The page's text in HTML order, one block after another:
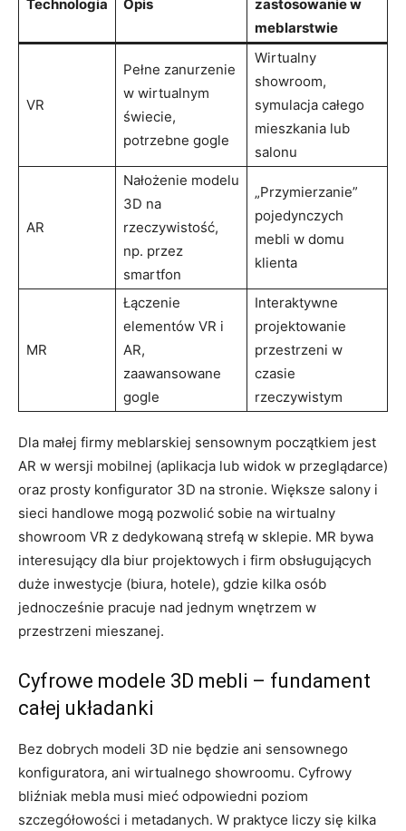
Technologia Opis
zastosowanie w
meblarstwie
VR
Pełne zanurzenie
w wirtualnym
świecie,
potrzebne gogle
Wirtualny
showroom,
symulacja całego
mieszkania lub
salonu
AR
Nałożenie modelu
3D na
rzeczywistość,
np. przez
smartfon
„Przymierzanie”
pojedynczych
mebli w domu
klienta
MR
Łączenie
elementów VR i
AR,
zaawansowane
gogle
Interaktywne
projektowanie
przestrzeni w
czasie
rzeczywistym
Dla małej firmy meblarskiej sensownym początkiem jest
AR w wersji mobilnej (aplikacja lub widok w przeglądarce)
oraz prosty konfigurator 3D na stronie. Większe salony i
sieci handlowe mogą pozwolić sobie na wirtualny
showroom VR z dedykowaną strefą w sklepie. MR bywa
interesujący dla biur projektowych i firm obsługujących
duże inwestycje (biura, hotele), gdzie kilka osób
jednocześnie pracuje nad jednym wnętrzem w
przestrzeni mieszanej.
Cyfrowe modele 3D mebli – fundament
całej układanki
Bez dobrych modeli 3D nie będzie ani sensownego
konfiguratora, ani wirtualnego showroomu. Cyfrowy
bliźniak mebla musi mieć odpowiedni poziom
szczegółowości i metadanych. W praktyce liczy się kilka